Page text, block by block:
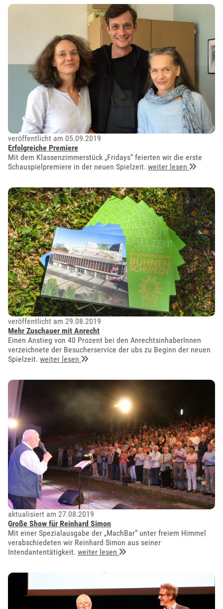
veröffentlicht am 05.09.2019
Erfolgreiche Premiere
Mit dem Klassenzimmerstück „Fridays“ feierten wir die erste
Schauspielpremiere in der neuen Spielzeit.weiter lesen
veröffentlicht am 29.08.2019
Mehr Zuschauer mit Anrecht
Einen Anstieg von 40 Prozent bei den AnrechtsinhaberInnen
verzeichnete der Besucherservice der ubs zu Beginn der neuen
Spielzeit.weiter lesen
aktualisiert am 27.08.2019
Große Show für Reinhard Simon
Mit einer Spezialausgabe der „MachBar“ unter freiem Himmel
verabschiedeten wir Reinhard Simon aus seiner
Intendantentätigkeit.weiter lesen